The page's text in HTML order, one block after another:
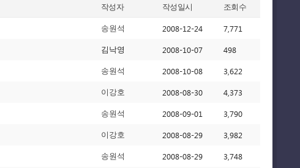
작성자 작성일시 조회수
송원석 2008-12-24 7,771
김낙영 2008-10-07 498
송원석 2008-10-08 3,622
이강호 2008-08-30 4,373
송원석 2008-09-01 3,790
이강호 2008-08-29 3,982
송원석 2008-08-29 3,748